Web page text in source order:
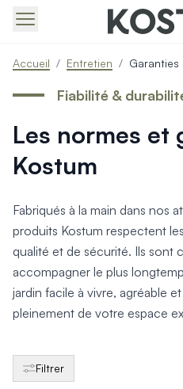
Produits > Portails >
Produits > Portails >
Produits > Portails >
Produits > Portails >
Produits > Portails >
Produits > Portillons >
Produits > Portillons >
Produits > Portillons >
Produits > Portillons >
Produits > Portillons >
Produits > Portillons >
Produits > Portillons >
Produits > Clôtures >
Produits > Clôtures >
Accueil / Entretien / Garanties
Les normes et
Kostum
Fiabilité &
Fabriqués à la main dans nos
produits Kostum respectent
qualité et de sécurité. Ils sont
accompagner le plus
jardin facile à vivre, agréable
pleinement de votre espace
Filtrer